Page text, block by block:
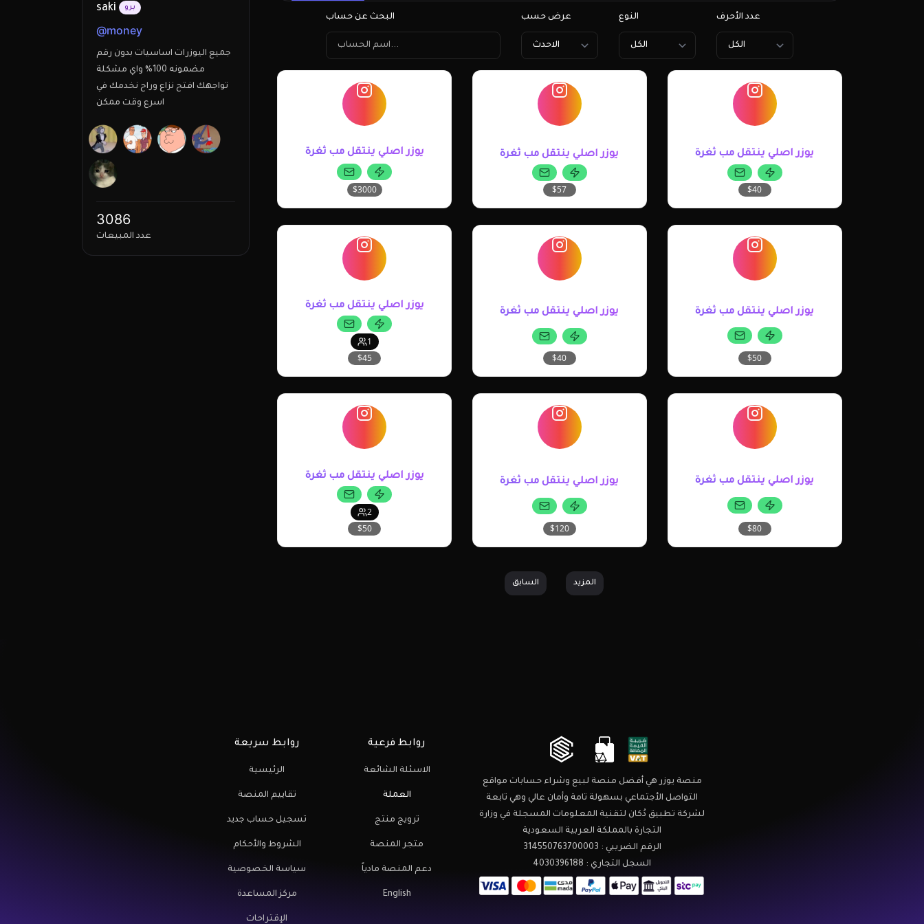
saki برو
@money
جميع اليوزرات اساسيات بدون رقم
مضمونه 100% واي مشكلة
تواجهك افتح نزاع وراح نخدمك في
اسرع وقت ممكن
3086
عدد المبيعات
البحث عن حساب عرض حسب النوع عدد الأحرف
يوزر اصلي ينتقل مب ثغرة
$3000
يوزر اصلي ينتقل مب ثغرة
$57
يوزر اصلي ينتقل مب ثغرة
$40
يوزر اصلي ينتقل مب ثغرة
1
$45
يوزر اصلي ينتقل مب ثغرة
$40
يوزر اصلي ينتقل مب ثغرة
$50
يوزر اصلي ينتقل مب ثغرة
2
$50
يوزر اصلي ينتقل مب ثغرة
$120
يوزر اصلي ينتقل مب ثغرة
$80
المزيد السابق
منصة يوزر هي أفضل منصة لبيع وشراء حسابات مواقع
التواصل الأجتماعي بسهولة تامة وأمان عالي وهي تابعة
لشركة تطبيق دُكان لتقنية المعلومات المسجلة في وزارة
التجارة بالمملكة العربية السعودية
الرقم الضريبي : 314550763700003
السجل التجاري : 4030396188
روابط سريعة
الرئيسية
تقاييم المنصة
تسجيل حساب جديد
الشروط والأحكام
سياسة الخصوصية
مركز المساعدة
الإقتراحات
روابط فرعية
الاسئلة الشائعة
العملة
ترويج منتج
متجر المنصة
دعم المنصة مادياً
English